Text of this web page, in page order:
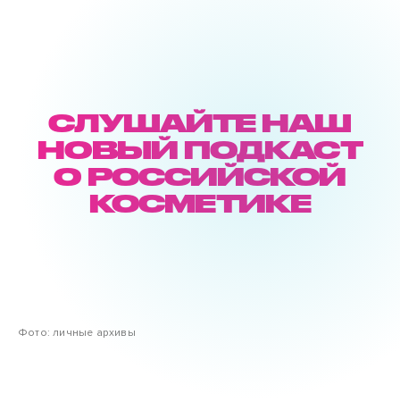
СЛУШАЙТЕ НАШ
НОВЫЙ ПОДКАСТ
О РОССИЙСКОЙ
КОСМЕТИКЕ
Фото: личные архивы